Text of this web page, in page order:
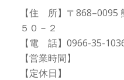
【住 所】〒868–0095
５０－２
【電 話】0966-35-
【営業時間】
【定休日】